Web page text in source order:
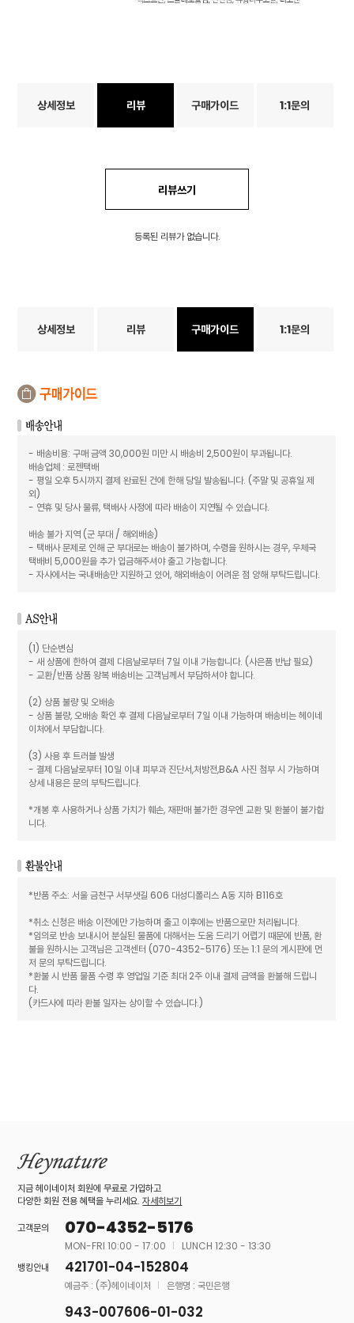
상세정보 리뷰 구매가이드 1:1문의
리뷰쓰기
등록된 리뷰가 없습니다.
상세정보 리뷰 구매가이드 1:1문의
- 배송비용: 구매 금액 30,000원 미만 시 배송비 2,500원이 부과됩니다.
배송업체 : 로젠택배
- 평일 오후 5시까지 결제 완료된 건에 한해 당일 발송됩니다. (주말 및 공휴일 제
외)
- 연휴 및 당사 물류, 택배사 사정에 따라 배송이 지연될 수 있습니다.
배송 불가 지역 (군 부대 / 해외배송)
- 택배사 문제로 인해 군 부대로는 배송이 불가하며, 수령을 원하시는 경우, 우체국
택배비 5,000원을 추가 입금해주셔야 출고 가능합니다.
- 자사에서는 국내배송만 지원하고 있어, 해외배송이 어려운 점 양해 부탁드립니다.
(1) 단순변심
- 새 상품에 한하여 결제 다음날로부터 7일 이내 가능합니다. (사은품 반납 필요)
- 교환/반품 상품 왕복 배송비는 고객님께서 부담하셔야 합니다.
(2) 상품 불량 및 오배송
- 상품 불량, 오배송 확인 후 결제 다음날로부터 7일 이내 가능하며 배송비는 헤이네
이처에서 부담합니다.
(3) 사용 후 트러블 발생
- 결제 다음날로부터 10일 이내 피부과 진단서,처방전,B&A 사진 첨부 시 가능하며
상세 내용은 문의 부탁드립니다.
*개봉 후 사용하거나 상품 가치가 훼손, 재판매 불가한 경우엔 교환 및 환불이 불가합
니다.
*반품 주소: 서울 금천구 서부샛길 606 대성디폴리스 A동 지하 B116호
*취소 신청은 배송 이전에만 가능하며 출고 이후에는 반품으로만 처리됩니다.
*임의로 반송 보내시어 분실된 물품에 대해서는 도움 드리기 어렵기 때문에 반품, 환
불을 원하시는 고객님은 고객센터 (070-4352-5176) 또는 1:1 문의 게시판에 먼
저 문의 부탁드립니다.
*환불 시 반품 물품 수령 후 영업일 기준 최대 2주 이내 결제 금액을 환불해 드립니
다.
(카드사에 따라 환불 일자는 상이할 수 있습니다.)
지금 헤이네이처 회원에 무료로 가입하고
다양한 회원 전용 혜택을 누리세요.자세히보기
고객문의
070-4352-5176
MON-FRI 10:00 - 17:00
LUNCH 12:30 - 13:30
뱅킹안내
421701-04-152804
예금주 : (주)헤이네이처 은행명 : 국민은행
943-007606-01-032